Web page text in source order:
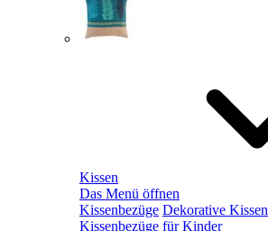
Kissen
Das Menü öffnen
Kissenbezüge Dekorative Kissen
Kissenbezüge für Kinder